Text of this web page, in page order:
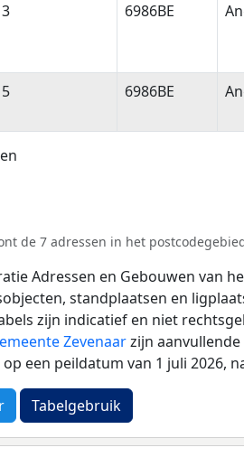
6986BE
6986BE
de 7 adressen in het
Adressen en Gebouwen van
standplaatsen en
zijn indicatief en niet
Zevenaarzijn
een peildatum van 1 juli 2026,
Tabelgebruik